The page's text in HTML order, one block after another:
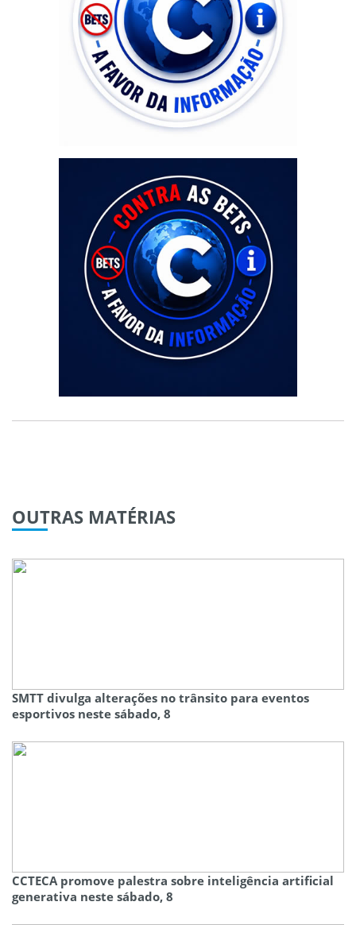
OUTRAS MATÉRIAS
SMTT divulga alterações no trânsito para eventos
esportivos neste sábado, 8
CCTECA promove palestra sobre inteligência artificial
generativa neste sábado, 8